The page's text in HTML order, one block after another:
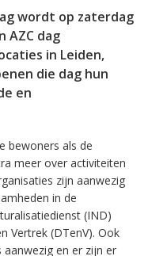
wordt op zaterdag
AZC dag
in Leiden,
die dag hun
en
bewoners als de
meer over activiteiten
zijn aanwezig
in de
(IND)
Vertrek (DTenV). Ook
aanwezig en er zijn er